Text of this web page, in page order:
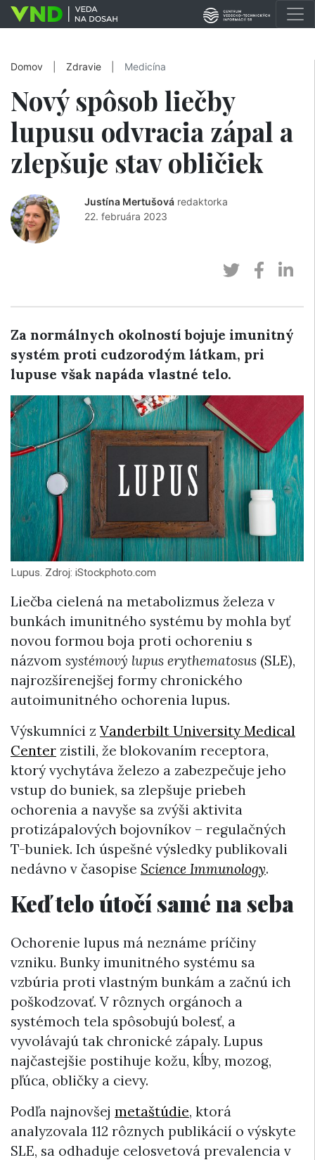
Domov Zdravie Medicína
Nový spôsob liečby
lupusu odvracia zápal a
zlepšuje stav obličiek
Justína Mertušová redaktorka
22. februára 2023
Za normálnych okolností bojuje imunitný
systém proti cudzorodým látkam, pri
lupuse však napáda vlastné telo.
Lupus. Zdroj: iStockphoto.com
Liečba cielená na metabolizmus železa v
bunkách imunitného systému by mohla byť
novou formou boja proti ochoreniu s
názvom systémový lupus erythematosus (SLE),
najrozšírenejšej formy chronického
autoimunitného ochorenia lupus.
Výskumníci z Vanderbilt University Medical
Center zistili, že blokovaním receptora,
ktorý vychytáva železo a zabezpečuje jeho
vstup do buniek, sa zlepšuje priebeh
ochorenia a navyše sa zvýši aktivita
protizápalových bojovníkov – regulačných
T-buniek. Ich úspešné výsledky publikovali
nedávno v časopise Science Immunology.
Keď telo útočí samé na seba
Ochorenie lupus má neznáme príčiny
vzniku. Bunky imunitného systému sa
vzbúria proti vlastným bunkám a začnú ich
poškodzovať. V rôznych orgánoch a
systémoch tela spôsobujú bolesť, a
vyvolávajú tak chronické zápaly. Lupus
najčastejšie postihuje kožu, kĺby, mozog,
pľúca, obličky a cievy.
Podľa najnovšej metaštúdie, ktorá
analyzovala 112 rôznych publikácií o výskyte
SLE, sa odhaduje celosvetová prevalencia v